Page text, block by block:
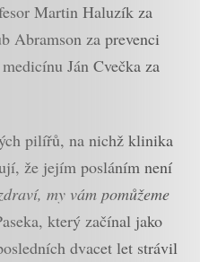
Martin Haluzík za
Abramson za prevenci
Ján Cvečka za
pilířů, na nichž klinika
že jejím posláním není
my vám pomůžeme
který začínal jako
dvacet let strávil